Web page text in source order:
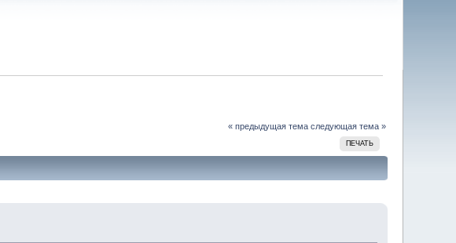
« предыдущая тема следующая тема »
ПЕЧАТЬ